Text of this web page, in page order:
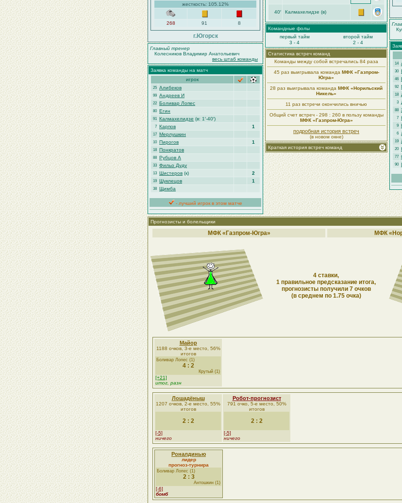
жесткость: 105.12%
268 91 8
г.Югорск
Главный тренер
Колесников Владимир Анатольевич
весь штаб команды
Заявка команды на матч
игрок
25 Алибеков
99 Андреев И
22 Боливар Лопес
80 Егин
91 Калмахелидзе (в: 1′-40′)
7 Карпов 1
17 Мерлушкин
10 Пирогов 1
18 Понкратов
88 Рубцов А
33 Фильо Дуду
13 Шистеров (к) 2
19 Шуклецов 1
38 Щимба
- лучший игрок в этом матче
40′ Калмахелидзе (в)
Командные фолы
первый тайм
второй тайм
3 - 4
2 - 4
Статистика встреч команд
Команды между собой встречались 84 раза
45 раз выигрывала команда МФК «Газпром-
Югра»
28 раз выигрывала команда МФК «Норильский
Никель»
11 раз встречи окончились вничью
Общий счет встреч - 298 : 260 в пользу команды
МФК «Газпром-Югра»
подробная история встреч
(в новом окне)
Краткая история встреч команд
14
30
46
92
18
3
88
7
9
6
19
20
77
90
Прогнозисты и болельщики
МФК «Газпром-Югра» МФК
4 ставки,
1 правильное предсказание итога,
прогнозисты получили 7 очков
(в среднем по 1.75 очка)
Майор
1188 очков, 3-е место, 56%
итогов
Боливар Лопес (1)
4 : 2
Крутый (1)
[+21]
итог, разн
Лошадёныш
1207 очков, 2-е место, 55%
итогов
2 : 2
[-5]
ничего
Робот-прогнозист
791 очко, 5-е место, 50%
итогов
2 : 2
[-5]
ничего
Роналдинью
лидер
прогноз-турнира
Боливар Лопес (1)
2 : 3
Антошкин (1)
[-6]
бомб